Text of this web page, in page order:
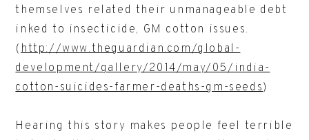
themselves related their unmanageable debt
inked to insecticide, GM cotton issues.
(http://www.theguardian.com/global-
development/gallery/2014/may/05/india-
cotton-suicides-farmer-deaths-gm-seeds)
Hearing this story makes people feel terrible